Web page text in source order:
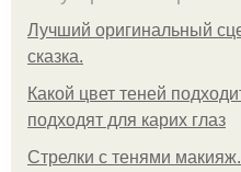
Лучший оригинальный
сказка.
Какой цвет теней
подходят для карих глаз
Стрелки с тенями